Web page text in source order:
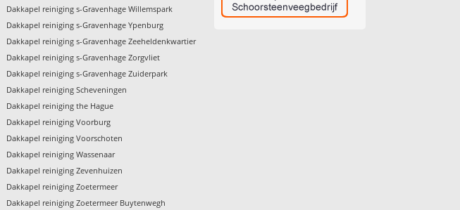
Dakkapel reiniging s-Gravenhage Willemspark
Dakkapel reiniging s-Gravenhage Ypenburg
Dakkapel reiniging s-Gravenhage Zeeheldenkwartier
Dakkapel reiniging s-Gravenhage Zorgvliet
Dakkapel reiniging s-Gravenhage Zuiderpark
Dakkapel reiniging Scheveningen
Dakkapel reiniging the Hague
Dakkapel reiniging Voorburg
Dakkapel reiniging Voorschoten
Dakkapel reiniging Wassenaar
Dakkapel reiniging Zevenhuizen
Dakkapel reiniging Zoetermeer
Dakkapel reiniging Zoetermeer Buytenwegh